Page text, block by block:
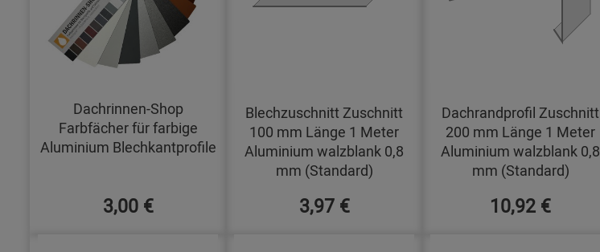
Dachrinnen-Shop
Farbfächer für farbige
Aluminium Blechkantprofile
3,00 €
Blechzuschnitt Zuschnitt
100 mm Länge 1 Meter
Aluminium walzblank 0,8
mm (Standard)
3,97 €
Dachrandprofil Zuschnitt
200 mm Länge 1 Meter
Aluminium walzblank 0,8
mm (Standard)
10,92 €